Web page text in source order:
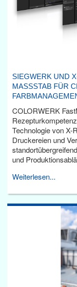
SIEGWERK UND
MASSSTAB FÜR
COLORWERK
Technologie von X-
Druckereien und
und
Weiterlesen...